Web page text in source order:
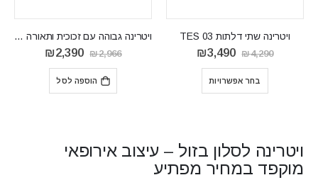
ויטרינה שתי דלתות TES 03
₪4,290
המחיר
המקורי
₪4,290.
₪3,490
בחר אפשרויות
ויטרינה גבוהה עם זכוכית ותאורה ARON WSW
₪2,966
המחיר
המקורי
היה:
₪2,966.
₪2,390
הוספה לסל
ויטרינה לסלון בזול – עיצוב אירופאי
מוקפד במחיר מפתיע